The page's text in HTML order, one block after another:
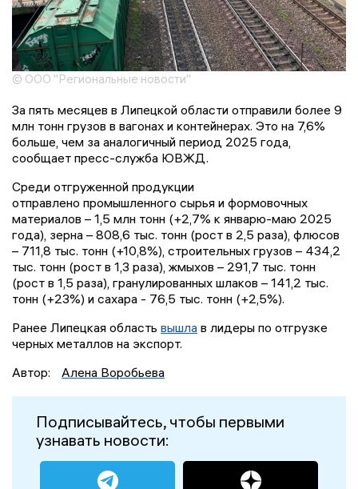
© ООО "Региональные новости"
За пять месяцев в Липецкой области отправили более 9
млн тонн грузов в вагонах и контейнерах. Это на 7,6%
больше, чем за аналогичный период 2025 года,
сообщает пресс-служба ЮВЖД.
Среди отгруженной продукции
отправлено промышленного сырья и формовочных
материалов – 1,5 млн тонн (+2,7% к январю-маю 2025
года), зерна – 808,6 тыс. тонн (рост в 2,5 раза), флюсов
– 711,8 тыс. тонн (+10,8%), строительных грузов – 434,2
тыс. тонн (рост в 1,3 раза), жмыхов – 291,7 тыс. тонн
(рост в 1,5 раза), гранулированных шлаков – 141,2 тыс.
тонн (+23%) и сахара - 76,5 тыс. тонн (+2,5%).
Ранее Липецкая область вышла в лидеры по отгрузке
черных металлов на экспорт.
Автор:
Алена Воробьева
Подписывайтесь, чтобы первыми
узнавать новости: